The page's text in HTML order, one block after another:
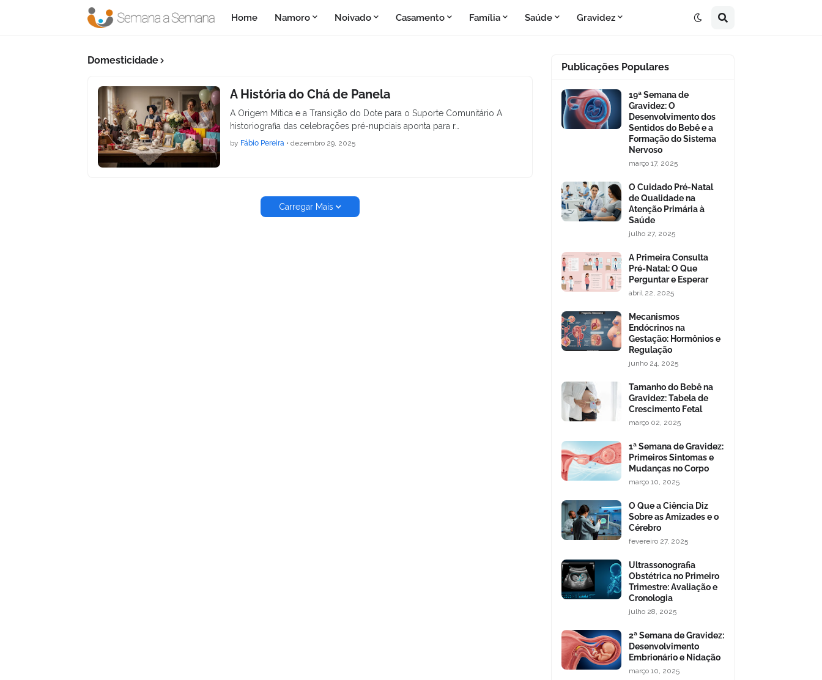
Home Namoro Noivado Casamento Família Saúde Gravidez
Domesticidade
A História do Chá de Panela
A Origem Mítica e a Transição do Dote para o Suporte Comunitário A
historiografia das celebrações pré-nupciais aponta para r…
by Fábio Pereira • dezembro 29, 2025
Carregar Mais
Publicações Populares
19ª Semana de
Gravidez: O
Desenvolvimento dos
Sentidos do Bebê e a
Formação do Sistema
Nervoso
março 17, 2025
O Cuidado Pré-Natal
de Qualidade na
Atenção Primária à
Saúde
julho 27, 2025
A Primeira Consulta
Pré-Natal: O Que
Perguntar e Esperar
abril 22, 2025
Mecanismos
Endócrinos na
Gestação: Hormônios e
Regulação
junho 24, 2025
Tamanho do Bebê na
Gravidez: Tabela de
Crescimento Fetal
março 02, 2025
1ª Semana de Gravidez:
Primeiros Sintomas e
Mudanças no Corpo
março 10, 2025
O Que a Ciência Diz
Sobre as Amizades e o
Cérebro
fevereiro 27, 2025
Ultrassonografia
Obstétrica no Primeiro
Trimestre: Avaliação e
Cronologia
julho 28, 2025
2ª Semana de Gravidez:
Desenvolvimento
Embrionário e Nidação
março 10, 2025